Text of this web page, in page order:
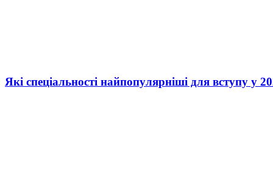
Які спеціальності найпопулярніші для вступу у